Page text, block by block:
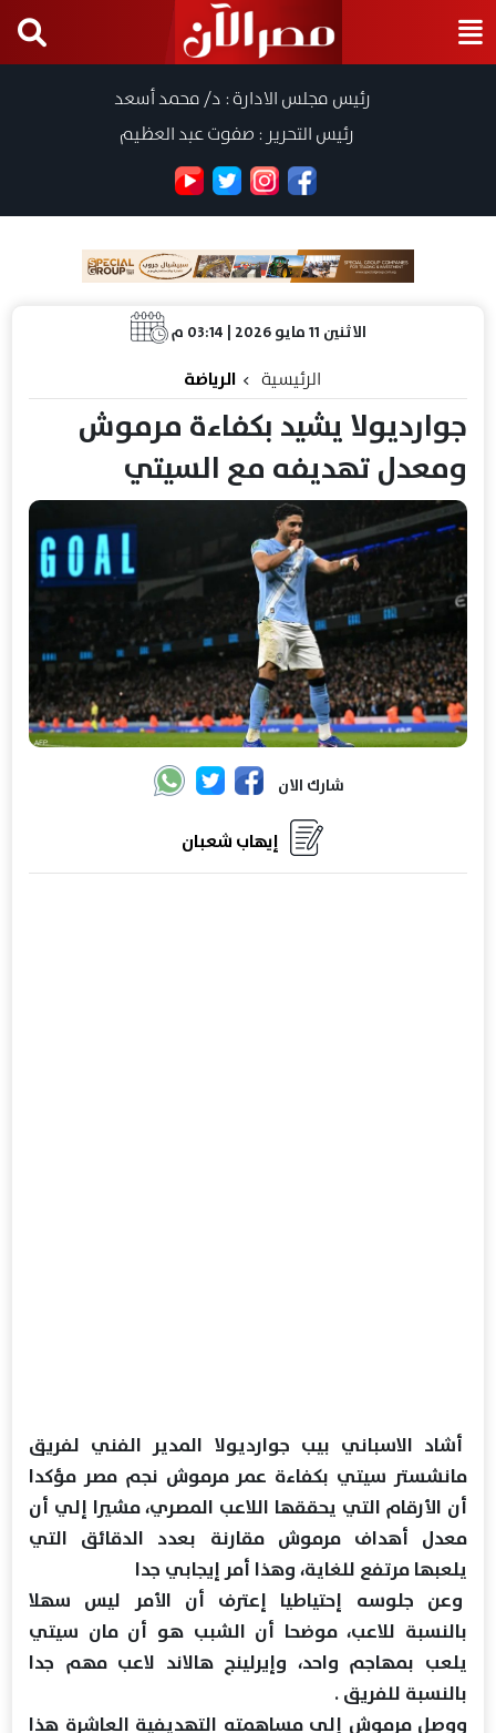
رئيس مجلس الادارة : د/ محمد أسعد
رئيس التحرير : صفوت عبد العظيم
الاثنين 11 مايو 2026 | 03:14 م
الرئيسية الرياضة
جوارديولا يشيد بكفاءة مرموش
ومعدل تهديفه مع السيتي
شارك الان
إيهاب شعبان
أشاد الاسباني بيب جوارديولا المدير الفني لفريق
مانشستر سيتي بكفاءة عمر مرموش نجم مصر مؤكدا
أن الأرقام التي يحققها اللاعب المصري، مشيرا إلي أن
معدل أهداف مرموش مقارنة بعدد الدقائق التي
يلعبها مرتفع للغاية، وهذا أمر إيجابي جدا
وعن جلوسه إحتياطيا إعترف أن الأمر ليس سهلا
بالنسبة للاعب، موضحا أن الشبب هو أن مان سيتي
يلعب بمهاجم واحد، وإيرلينج هالاند لاعب مهم جدا
بالنسبة للفريق .
ووصل مرموش إلى مساهمته التهديفية العاشرة هذا